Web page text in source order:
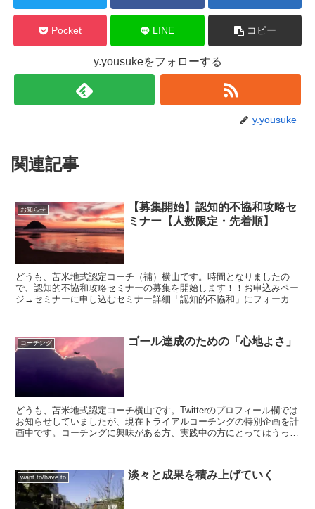
Pocket LINE コピー
y.yousukeをフォローする
y.yousuke
関連記事
お知らせ
【募集開始】認知的不協和攻略セ
ミナー【人数限定・先着順】
どうも、苫米地式認定コーチ（補）横山です。時間となりましたの
で、認知的不協和攻略セミナーの募集を開始します！！お申込みペー
ジ→セミナーに申し込むセミナー詳細「認知的不協和」にフォーカス
コーチング ゴール達成のための「心地よさ」
どうも、苫米地式認定コーチ横山です。Twitterのプロフィール欄では
お知らせしていましたが、現在トライアルコーチングの特別企画を計
画中です。コーチングに興味がある方、実践中の方にとってはうって
want to/have to 淡々と成果を積み上げていく